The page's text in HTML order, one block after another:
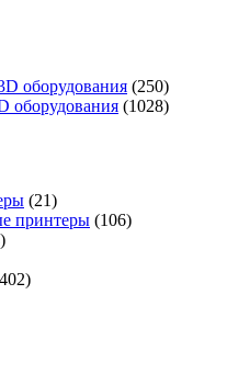
оборудования (250)
оборудования (1028)
(21)
принтеры (106)